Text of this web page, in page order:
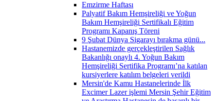
Emzirme Haftası
Palyatif Bakım Hemşireliği ve Yoğun
Bakım Hemşireliği Sertifikalı Eğitim
Programı Kapanış Töreni
9 Şubat Dünya Sigarayı bırakma günü...
Hastanemizde gerçekleştirilen Sağlık
Bakanlığı onaylı 4. Yoğun Bakım
Hemşireliği Sertifika Programı’na katılan
kursiyerlere katılım belgeleri verildi
Mersin'de Kamu Hastanelerinde İlk
Excimer Lazer işlemi Mersin Şehir Eğitim